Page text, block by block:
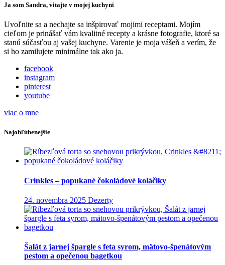
Ja som Sandra, vitajte v mojej kuchyni
Uvoľnite sa a nechajte sa inšpirovať mojimi receptami. Mojím
cieľom je prinášať vám kvalitné recepty a krásne fotografie, ktoré sa
stanú súčasťou aj vašej kuchyne. Varenie je moja vášeň a verím, že
si ho zamilujete minimálne tak ako ja.
facebook
instagram
pinterest
youtube
viac o mne
Najobľúbenejšie
Crinkles – popukané čokoládové koláčiky
24. novembra 2025 Dezerty
Šalát z jarnej špargle s feta syrom, mätovo-špenátovým
pestom a opečenou bagetkou